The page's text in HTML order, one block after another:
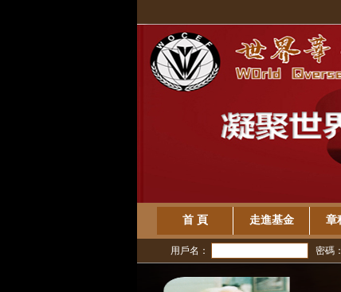
首 頁 走進基金 章
用戶名： 密碼：